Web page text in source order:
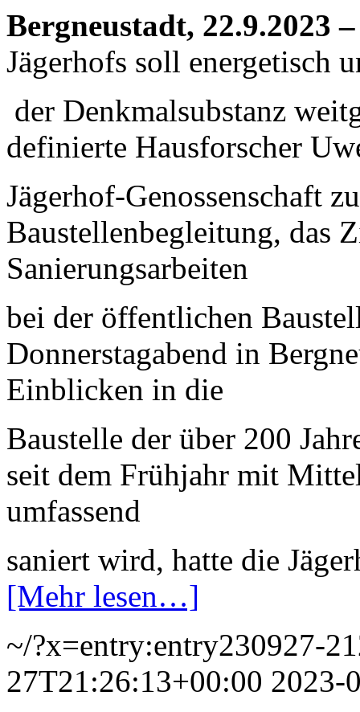
Bergneustadt, 22.9.2023
Jägerhofs soll energetisch
der Denkmalsubstanz
definierte Hausforscher
Jägerhof-Genossenschaft
Baustellenbegleitung, das
Sanierungsarbeiten
bei der öffentlichen
Donnerstagabend in
Einblicken in die
Baustelle der über 200
seit dem Frühjahr mit
umfassend
saniert wird, hatte die
[Mehr lesen…]
~/?x=entry:entry230927-
27T21:26:13+00:00 2023-